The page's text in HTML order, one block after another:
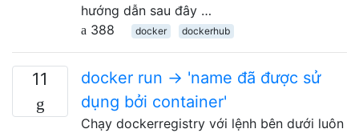
hướng dẫn sau đây …
388
docker dockerhub
11
docker run -> 'name đã được sử
dụng bởi container'
Chạy dockerregistry với lệnh bên dưới luôn